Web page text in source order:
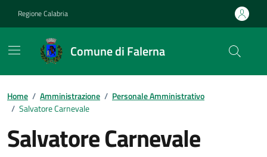
Regione Calabria
Comune di Falerna
Home / Amministrazione / Personale Amministrativo
/ Salvatore Carnevale
Salvatore Carnevale